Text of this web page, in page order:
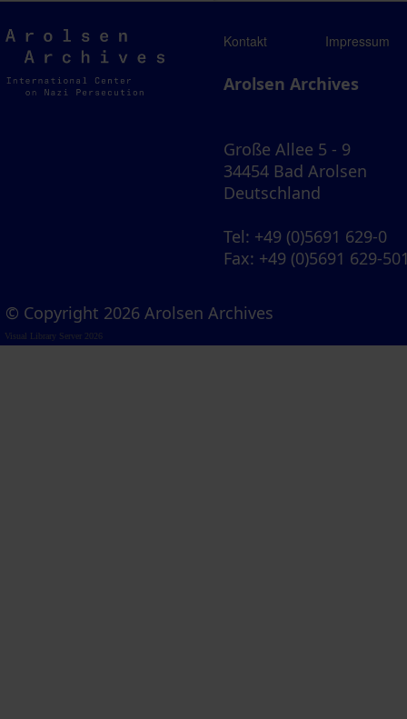
Arolsen
Archives
Kontakt Impressum
Arolsen Archives
Große Allee 5 - 9
34454 Bad Arolsen
Deutschland
Tel: +49 (0)5691 629-0
Fax: +49 (0)5691 629-
© Copyright 2026 Arolsen Archives
Visual Library Server 2026